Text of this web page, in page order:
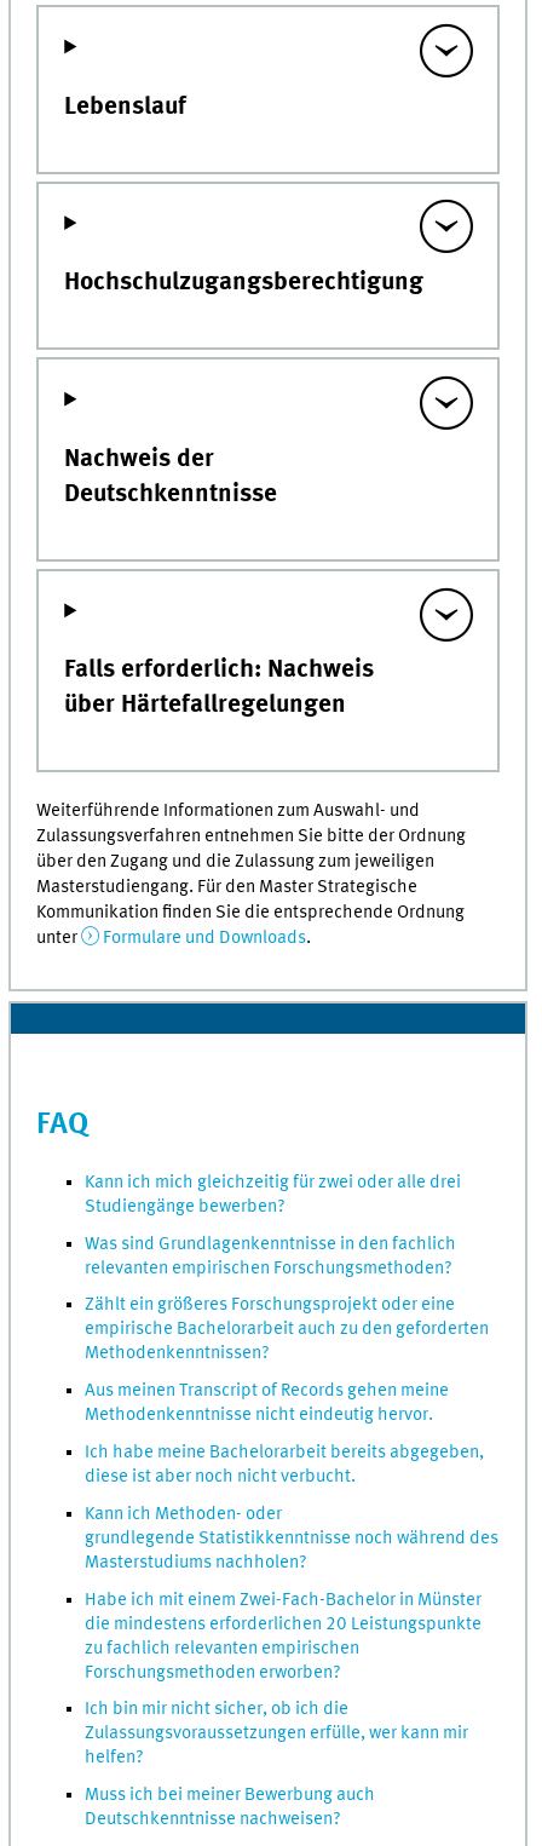
Lebenslauf
Hochschulzugangsberechtigung
Nachweis der
Deutschkenntnisse
Falls erforderlich: Nachweis
über Härtefallregelungen
Weiterführende Informationen zum Auswahl- und
Zulassungsverfahren entnehmen Sie bitte der Ordnung
über den Zugang und die Zulassung zum jeweiligen
Masterstudiengang. Für den Master Strategische
Kommunikation finden Sie die entsprechende Ordnung
unter
Formulare und Downloads.
FAQ
Kann ich mich gleichzeitig für zwei oder alle drei
Studiengänge bewerben?
Was sind Grundlagenkenntnisse in den fachlich
relevanten empirischen Forschungsmethoden?
Zählt ein größeres Forschungsprojekt oder eine
empirische Bachelorarbeit auch zu den geforderten
Methodenkenntnissen?
Aus meinen Transcript of Records gehen meine
Methodenkenntnisse nicht eindeutig hervor.
Ich habe meine Bachelorarbeit bereits abgegeben,
diese ist aber noch nicht verbucht.
Kann ich Methoden- oder
grundlegende Statistikkenntnisse noch während des
Masterstudiums nachholen?
Habe ich mit einem Zwei-Fach-Bachelor in Münster
die mindestens erforderlichen 20 Leistungspunkte
zu fachlich relevanten empirischen
Forschungsmethoden erworben?
Ich bin mir nicht sicher, ob ich die
Zulassungsvoraussetzungen erfülle, wer kann mir
helfen?
Muss ich bei meiner Bewerbung auch
Deutschkenntnisse nachweisen?